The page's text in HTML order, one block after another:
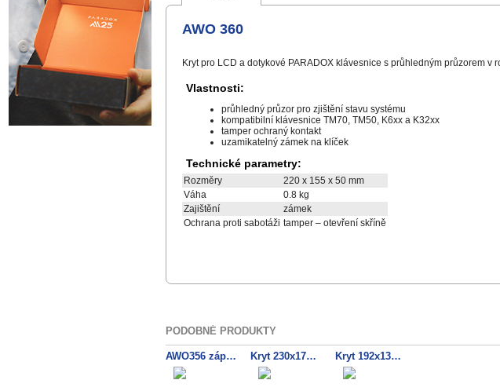
AWO 360
Kryt pro LCD a dotykové PARADOX klávesnice s průhledným průzorem
Vlastnosti:
průhledný průzor pro zjištění stavu systému
kompatibilní klávesnice TM70, TM50, K6xx a K32xx
tamper ochraný kontakt
uzamikatelný zámek na klíček
Technické parametry:
Rozměry
220 x 155 x 50 mm
Váha
0.8 kg
Zajištění
zámek
Ochrana proti sabotáži tamper – otevření skříně
PODOBNÉ PRODUKTY
AWO356 záp.kryt Kryt 230x175x50 +TMP Kryt 192x137x40 +TMP